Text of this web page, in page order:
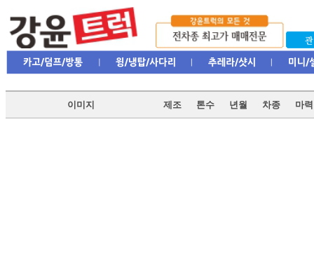
이미지 제조 톤수 년월 차종 마력